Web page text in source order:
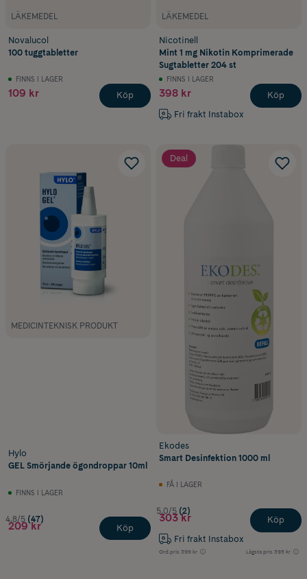
LÄKEMEDEL
Novalucol
100 tuggtabletter
FINNS I LAGER
109 kr Köp
LÄKEMEDEL
Nicotinell
Mint 1 mg Nikotin Komprimerade
Sugtabletter 204 st
FINNS I LAGER
398 kr
Fri frakt Instabox
Köp
MEDICINTEKNISK PRODUKT
Hylo
GEL Smörjande ögondroppar 10ml
FINNS I LAGER
4.8/5 (47)
209 kr Köp
Deal
Ekodes
Smart Desinfektion 1000 ml
FÅ I LAGER
5.0/5 (2)
303 kr
Fri frakt Instabox
Ord.pris 399 kr Lägsta pris 395 kr
Köp